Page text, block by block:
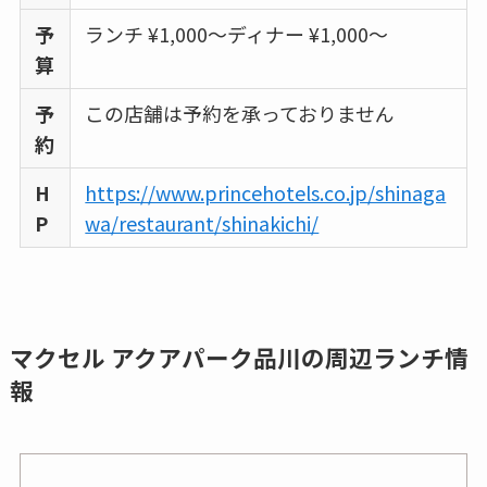
予
算
ランチ ¥1,000〜ディナー ¥1,000～
予
約
この店舗は予約を承っておりません
H
P
https://www.princehotels.co.jp/shinaga
wa/restaurant/shinakichi/
マクセル アクアパーク品川の周辺ランチ情
報